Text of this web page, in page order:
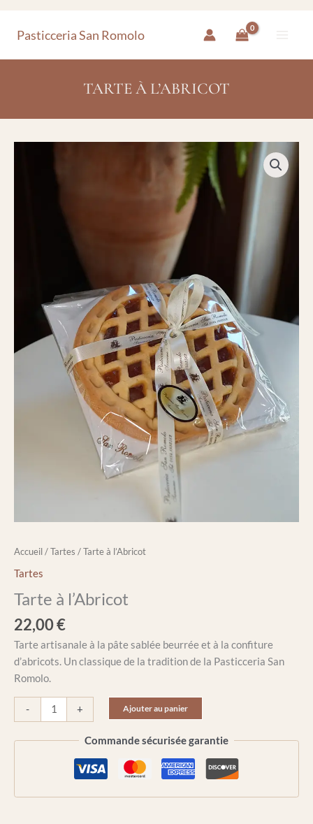
Pasticceria San Romolo
TARTE À L’ABRICOT
Accueil/Tartes / Tarte à l’Abricot
Tartes
Tarte à l’Abricot
22,00€
Tarte artisanale à la pâte sablée beurrée et à la confiture
d’abricots. Un classique de la tradition de la Pasticceria San
Romolo.
- + Ajouter au panier
Commande sécurisée garantie